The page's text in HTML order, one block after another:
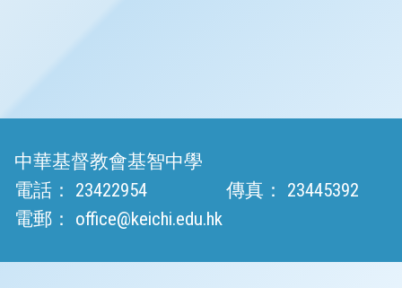
中華基督教會基智中學
電話：
23422954 傳真：
23445392
電郵：
office@keichi.edu.hk